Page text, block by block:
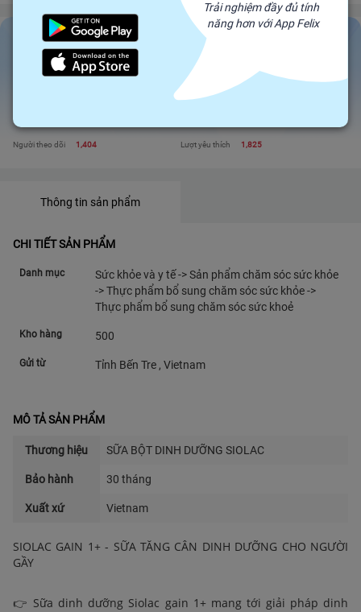
CUNG CẤP SỈ VÀ LẺ CÁC SẢN PHẨM SỮA...
Liên hệ Xem shop
Sản phẩm
Tỉ lệ phản hồi
Người theo dõi 1,404 Lượt yêu thích 1,825
Thông tin sản phẩm
CHI TIẾT SẢN PHẨM
Danh mục
Sức khỏe và y tế -> Sản phẩm chăm sóc sức khỏe
-> Thực phẩm bổ sung chăm sóc sức khỏe ->
Thực phẩm bổ sung chăm sóc sức khoẻ
Kho hàng 500
Gửi từ Tỉnh Bến Tre , Vietnam
MÔ TẢ SẢN PHẨM
Thương hiệu SỮA BỘT DINH DƯỠNG SIOLAC
Bảo hành 30 tháng
Xuất xứ Vietnam
SIOLAC GAIN 1+ - SỮA TĂNG CÂN DINH DƯỠNG CHO NGƯỜI
GẦY
👉 Sữa dinh dưỡng Siolac gain 1+ mang tới giải pháp dinh
Trải nghiệm đầy đủ tính
năng hơn với App Felix